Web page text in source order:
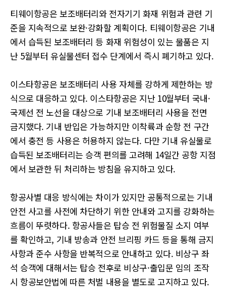
티웨이항공은 보조배터리와 전자기기 화재 위험과 관련 기
준을 지속적으로 보완·강화할 계획이다. 티웨이항공은 기내
에서 습득된 보조배터리 등 화재 위험성이 있는 물품은 지
난 5월부터 유실물센터 접수 단계에서 즉시 폐기하고 있다.
이스타항공은 보조배터리 사용 자체를 강하게 제한하는 방
식으로 대응하고 있다. 이스타항공은 지난 10월부터 국내·
국제선 전 노선을 대상으로 기내 보조배터리 사용을 전면
금지했다. 기내 반입은 가능하지만 이착륙과 순항 전 구간
에서 충전 등 사용은 허용하지 않는다. 다만 기내 유실물로
습득된 보조배터리는 승객 편의를 고려해 14일간 공항 지점
에서 보관한 뒤 처리하는 방침을 유지하고 있다.
항공사별 대응 방식에는 차이가 있지만 공통적으로는 기내
안전 사고를 사전에 차단하기 위한 안내와 고지를 강화하는
흐름이 뚜렷하다. 항공사들은 탑승 전 위험물질 소지 여부
를 확인하고, 기내 방송과 안전 브리핑 카드 등을 통해 금지
사항과 준수 사항을 반복적으로 안내하고 있다. 비상구 좌
석 승객에 대해서는 탑승 전후로 비상구·출입문 임의 조작
시 항공보안법에 따른 처벌 내용을 별도로 고지하고 있다.